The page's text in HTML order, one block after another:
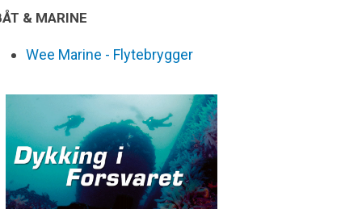
& MARINE
Wee Marine - Flytebrygger